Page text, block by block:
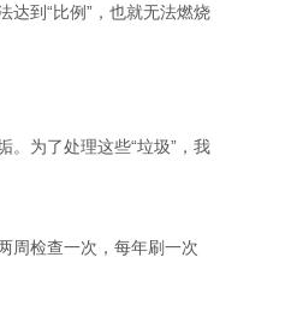
到“比例”，也就无法燃烧
为了处理这些“垃圾”，我
周检查一次，每年刷一次